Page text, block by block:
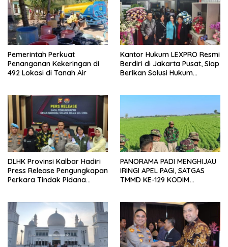
Pemerintah Perkuat
Penanganan Kekeringan di
492 Lokasi di Tanah Air
Kantor Hukum LEXPRO Resmi
Berdiri di Jakarta Pusat, Siap
Berikan Solusi Hukum
DLHK Provinsi Kalbar Hadiri
Press Release Pengungkapan
Perkara Tindak Pidana
PANORAMA PADI MENGHIJAU
IRINGI APEL PAGI, SATGAS
TMMD KE-129 KODIM